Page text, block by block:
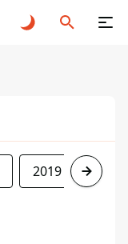
2019 2020